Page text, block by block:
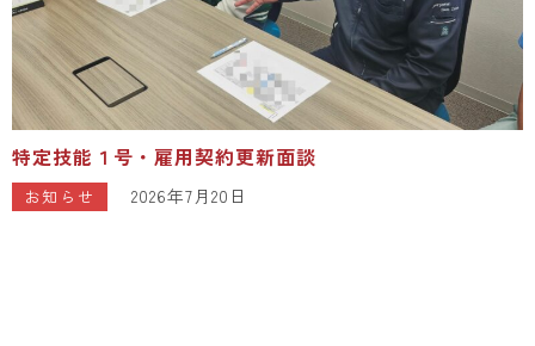
特定技能１号・雇用契約更新面談
お知らせ 2026年7月20日